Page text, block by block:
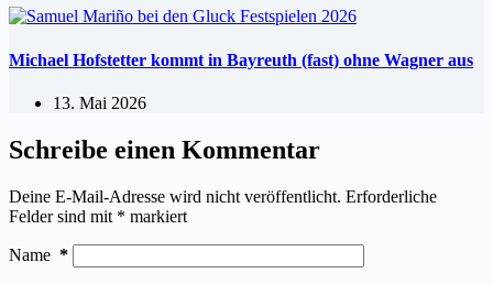
Michael Hofstetter kommt in Bayreuth (fast) ohne Wagner aus
13. Mai 2026
Schreibe einen Kommentar
Deine E-Mail-Adresse wird nicht veröffentlicht. Erforderliche
Felder sind mit * markiert
Name *